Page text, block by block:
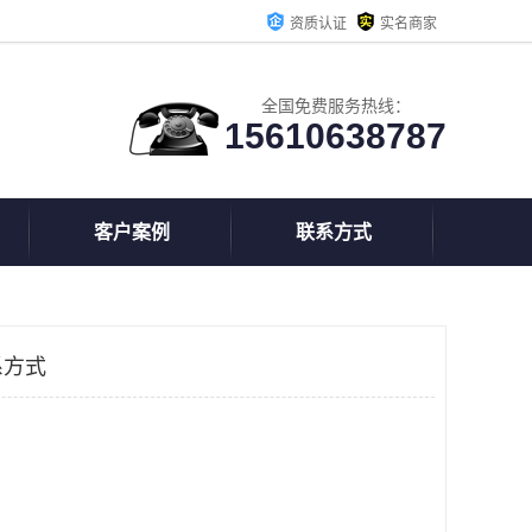
资质认证 实名商家
全国免费服务热线：
15610638787
客户案例 联系方式
式